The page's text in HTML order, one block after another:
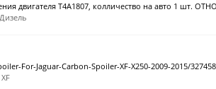
двигателя T4A1807, колличество на авто 1 шт.
Дизель
For-Jaguar-Carbon-Spoiler-XF-X250-2009-2015/
XF